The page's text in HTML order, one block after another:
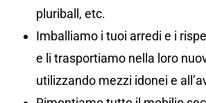
pluriball, etc.
Imballiamo i tuoi arredi e i
e li trasportiamo nella loro
utilizzando mezzi idonei e